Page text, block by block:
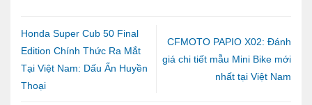
Honda Super Cub 50 Final
Edition Chính Thức Ra Mắt
Tại Việt Nam: Dấu Ấn Huyền
Thoại
CFMOTO PAPIO X02: Đánh
giá chi tiết mẫu Mini Bike mới
nhất tại Việt Nam